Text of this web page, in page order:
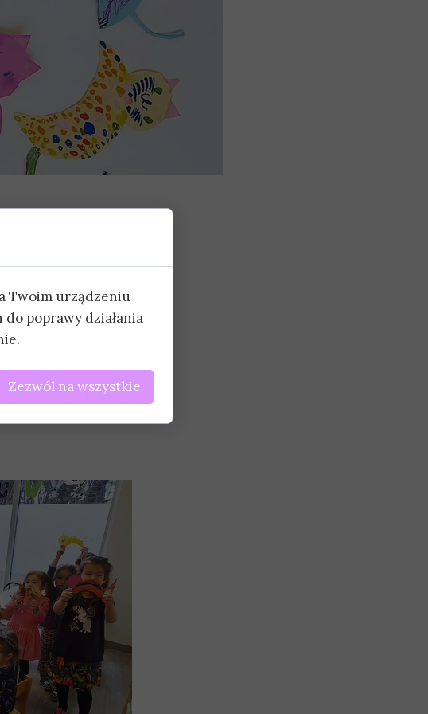
BASEN
Twoim urządzeniu
poprawy działania
Zezwól na wszystkie